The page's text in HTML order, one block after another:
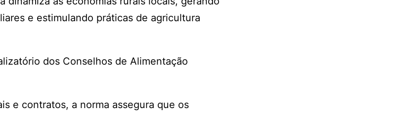
e estimulando práticas de agricultura
dos Conselhos de Alimentação
e contratos, a norma assegura que os